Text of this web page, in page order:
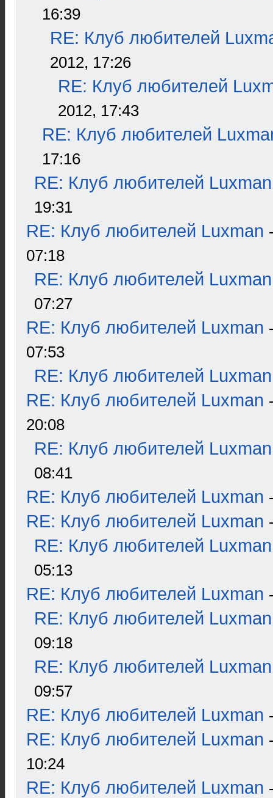
16:39
RE: Клуб любителей
2012, 17:26
RE: Клуб любителей
2012, 17:43
RE: Клуб любителей
17:16
RE: Клуб любителей Luxman
19:31
RE: Клуб любителей Luxman
07:18
RE: Клуб любителей Luxman
07:27
RE: Клуб любителей Luxman
07:53
RE: Клуб любителей Luxman
RE: Клуб любителей Luxman
20:08
RE: Клуб любителей Luxman
08:41
RE: Клуб любителей Luxman
RE: Клуб любителей Luxman
RE: Клуб любителей Luxman
05:13
RE: Клуб любителей Luxman
RE: Клуб любителей Luxman
09:18
RE: Клуб любителей Luxman
09:57
RE: Клуб любителей Luxman
RE: Клуб любителей Luxman
10:24
RE: Клуб любителей Luxman